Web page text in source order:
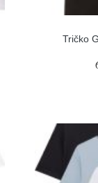
Tričko